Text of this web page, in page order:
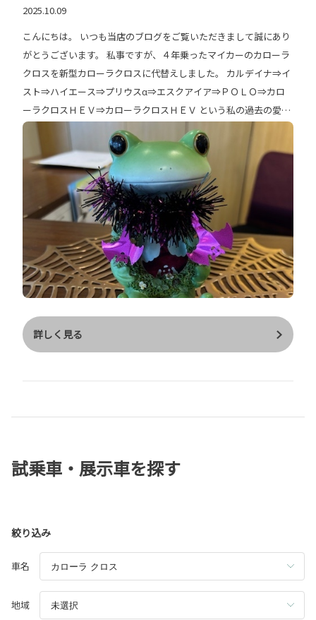
ーオプション別途￥５５,０００（税込） 車両本体価格：￥３,６
６３,０００（税込） ※その他別途諸費用・オプション代金がか
かります ６０周年ロゴ ☆★☆詳しくはスタッフまで☆★☆
2025.10.09
こんにちは。 いつも当店のブログをご覧いただきまして誠にあり
がとうございます。 私事ですが、４年乗ったマイカーのカローラ
クロスを新型カローラクロスに代替えしました。 カルデイナ⇒イ
スト⇒ハイエース⇒プリウスα⇒エスクアイア⇒ＰＯＬＯ⇒カロ
ーラクロスＨＥＶ⇒カローラクロスＨＥＶ という私の過去の愛車
遍歴になります。 同じ車を２台続けてというのは今回が初めてに
なります。 私が思うカローラクロスの良い点は３つあります。
①サイズ感、質感のパッケージがちょうどいい。 ②燃費と走りが
ていて、 タイヤ交換やバッテリー交換の必要になる４年目で乗り
換えています。 最新の車を自分が乗ることによって、お客様にも
その良さが説明できるので職業病？かもしれません。 皆様に知っ
ていただきたいのは、残価設定で新車を機種変更しながら使うメ
リットです。 最新のテクノロジーを常に得ることが出来て、 保
証期間内での乗り換えは途中で予期せぬ出費がなく、 安心して遠
Ｚグレードにはシートベンチレーションが標準装備 ◎デザインの
変更により、スマートな外観 ◎メーター、ナビのモニターが見や
考えて過ごそうかと思います。
詳しく見る
試乗車・展示車を探す
絞り込み
車名
地域